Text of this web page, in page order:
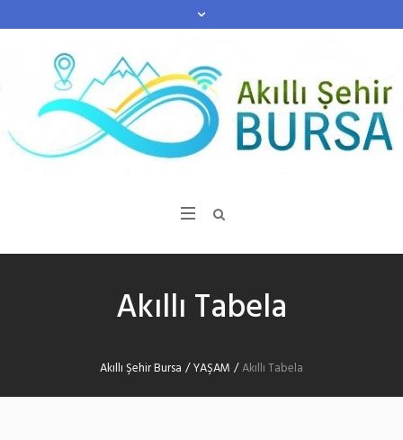
Akıllı Tabela
Akıllı Şehir Bursa /YAŞAM /Akıllı Tabela